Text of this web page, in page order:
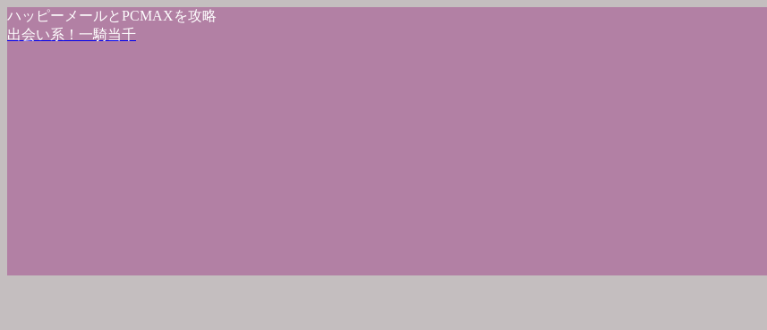
ハッピーメールとPCMAXを攻略
出会い系！一騎当千